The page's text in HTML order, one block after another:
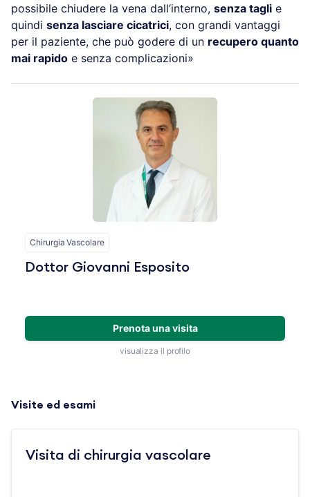
possibile chiudere la vena dall’interno, senza tagli e
quindi senza lasciare cicatrici, con grandi vantaggi
per il paziente, che può godere di un recupero quanto
mai rapido e senza complicazioni»
Chirurgia Vascolare
Dottor Giovanni Esposito
Prenota una visita
visualizza il profilo
Visite ed esami
Visita di chirurgia vascolare